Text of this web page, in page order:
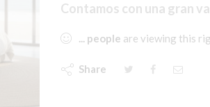
Contamos con una gran
... people are viewing this
Share